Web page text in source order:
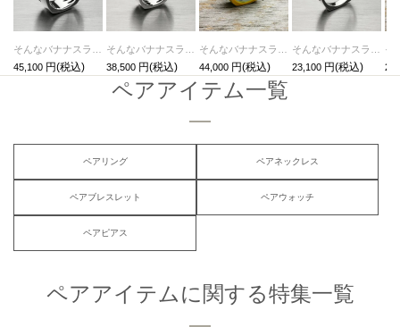
45,100
38,500
44,000
23,100
ペアアイテム一覧
ペアリング ペアネックレス
ペアブレスレット ペアウォッチ
ペアピアス
ペアアイテムに関する特集一覧